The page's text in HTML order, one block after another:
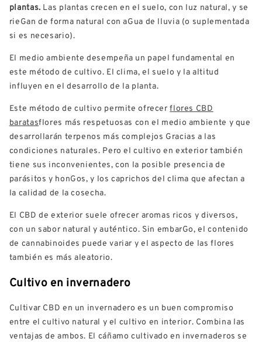
plantas. Las plantas crecen en el suelo, con luz natural, y se
rieGan de forma natural con aGua de lluvia (o suplementada
si es necesario).
El medio ambiente desempeña un papel fundamental en
este método de cultivo. El clima, el suelo y la altitud
influyen en el desarrollo de la planta.
Este método de cultivo permite ofrecerflores CBD
baratasflores más respetuosas con el medio ambiente y que
desarrollarán terpenos más complejos Gracias a las
condiciones naturales. Pero el cultivo en exterior también
tiene sus inconvenientes, con la posible presencia de
parásitos y honGos, y los caprichos del clima que afectan a
la calidad de la cosecha.
El CBD de exterior suele ofrecer aromas ricos y diversos,
con un sabor natural y auténtico. Sin embarGo, el contenido
de cannabinoides puede variar y el aspecto de las flores
también es más aleatorio.
Cultivo en invernadero
Cultivar CBD en un invernadero es un buen compromiso
entre el cultivo natural y el cultivo en interior. Combina las
ventajas de ambos. El cáñamo cultivado en invernaderos se